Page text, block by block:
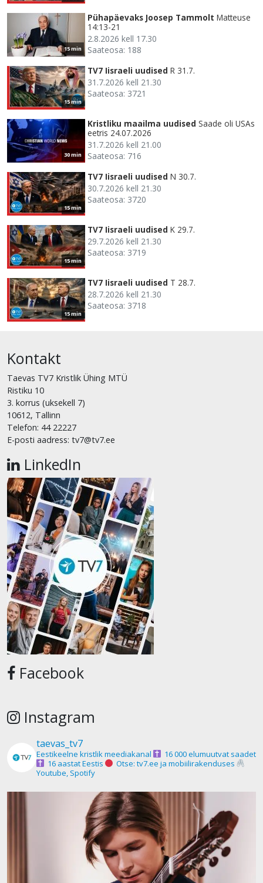
15 min
Pühapäevaks Joosep Tammolt Matteuse
14:13-21
2.8.2026 kell 17.30
Saateosa: 188
15 min
TV7 Iisraeli uudised R 31.7.
31.7.2026 kell 21.30
Saateosa: 3721
30 min
Kristliku maailma uudised Saade oli USAs
eetris 24.07.2026
31.7.2026 kell 21.00
Saateosa: 716
15 min
TV7 Iisraeli uudised N 30.7.
30.7.2026 kell 21.30
Saateosa: 3720
15 min
TV7 Iisraeli uudised K 29.7.
29.7.2026 kell 21.30
Saateosa: 3719
15 min
TV7 Iisraeli uudised T 28.7.
28.7.2026 kell 21.30
Saateosa: 3718
Kontakt
Taevas TV7 Kristlik Ühing MTÜ
Ristiku 10
3. korrus (uksekell 7)
10612, Tallinn
Telefon: 44 22227
E-posti aadress: tv7@tv7.ee
LinkedIn
Facebook
Instagram
taevas_tv7
Eestikeelne kristlik meediakanal
16 000 elumuutvat saadet
16 aastat Eestis
Otse: tv7.ee ja mobiilirakenduses
Youtube, Spotify